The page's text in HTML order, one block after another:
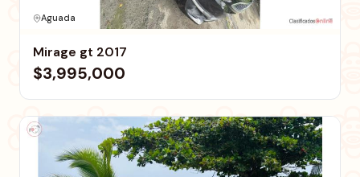
Aguada
Mirage gt 2017
$3,995,000